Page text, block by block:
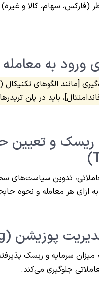
سهام، کالا و
تدوین سیاست‌های
ازای هر معامله و نحوه
سرمایه و ریسک
جلوگیری می‌کند.